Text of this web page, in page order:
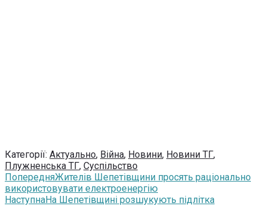
Категорії: Актуально, Війна, Новини, Новини ТГ,
Плужненська ТГ, Суспільство
ПопередняЖителів Шепетівщини просять раціонально
використовувати електроенергію
НаступнаНа Шепетівщині розшукують підлітка